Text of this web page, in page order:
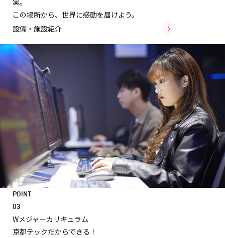
実。
この場所から、世界に感動を届けよう。
設備・施設紹介
POINT
03
Wメジャーカリキュラム
京都テックだからできる！